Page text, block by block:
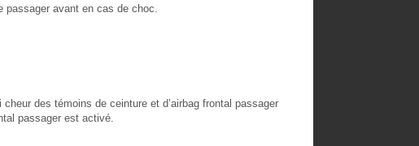
passager avant en cas de choc.
des témoins de ceinture et d’airbag frontal passager
passager est activé.